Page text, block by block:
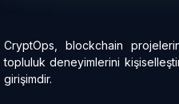
CryptOps, blockchain
topluluk deneyimlerini
girişimdir.